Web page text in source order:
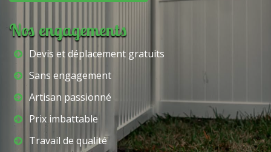
Nos engagements
Devis et déplacement gratuits
Sans engagement
Artisan passionné
Prix imbattable
Travail de qualité